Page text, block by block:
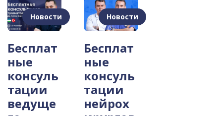
Новости
Бесплат
ные
консуль
тации
ведуще
Новости
Бесплат
ные
консуль
тации
нейрох